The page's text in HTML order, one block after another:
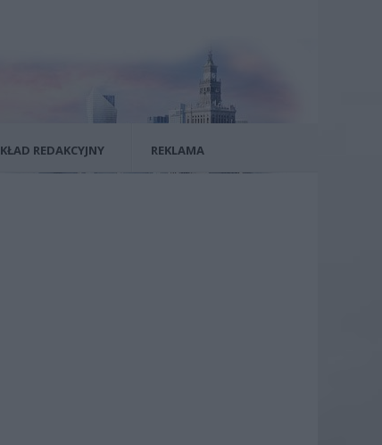
REDAKCYJNY REKLAMA